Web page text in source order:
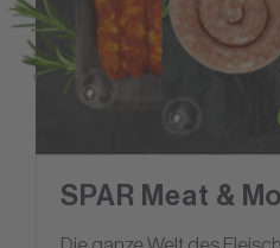
SPAR Meat &